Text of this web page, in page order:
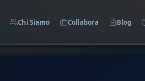
Chi Siamo Collabora Blog